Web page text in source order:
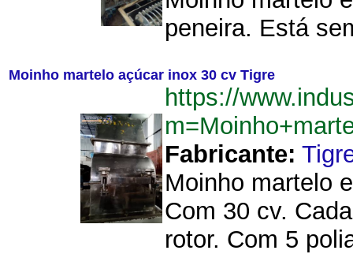
peneira. Está
Moinho martelo açúcar inox 30 cv Tigre
https://
Fabricante:
Moinho martelo
Com 30 cv.
rotor. Com 5